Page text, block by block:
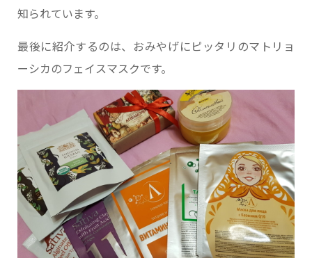
知られています。
最後に紹介するのは、おみやげにピッタリのマトリョ
ーシカのフェイスマスクです。